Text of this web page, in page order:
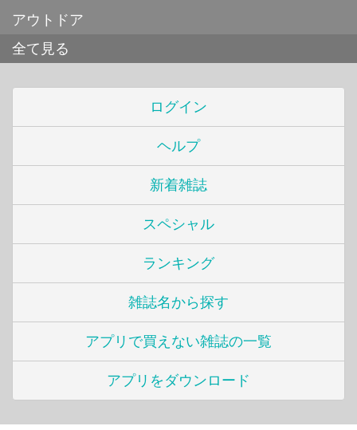
アウトドア
全て見る
ログイン
ヘルプ
新着雑誌
スペシャル
ランキング
雑誌名から探す
アプリで買えない雑誌の一覧
アプリをダウンロード